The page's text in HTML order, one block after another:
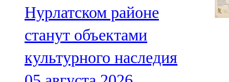
Нурлатском районе
станут объектами
культурного наследия